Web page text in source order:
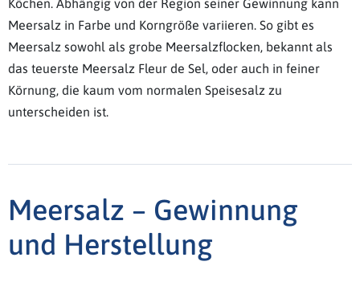
Köchen. Abhängig von der Region seiner Gewinnung kann
Meersalz in Farbe und Korngröße variieren. So gibt es
Meersalz sowohl als grobe Meersalzflocken, bekannt als
das teuerste Meersalz Fleur de Sel, oder auch in feiner
Körnung, die kaum vom normalen Speisesalz zu
unterscheiden ist.
Meersalz – Gewinnung
und Herstellung